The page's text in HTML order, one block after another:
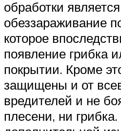
обработки является
обеззараживание
которое
появление грибка
покрытии. Кроме
защищены и от
вредителей и не
плесени, ни